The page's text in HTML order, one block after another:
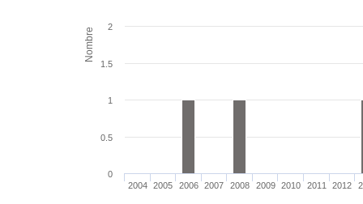
Nombre
2004 2005 2006 2007 2008 2009 2010 2011 2012
0
0.5
1
1.5
2